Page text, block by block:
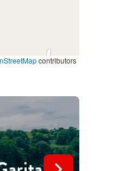
contributors